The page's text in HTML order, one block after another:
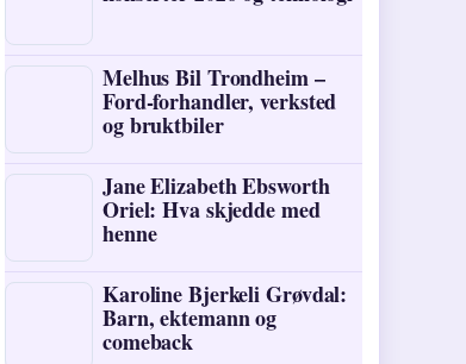
Melhus Bil Trondheim –
Ford-forhandler, verksted
og bruktbiler
Jane Elizabeth Ebsworth
Oriel: Hva skjedde med
henne
Karoline Bjerkeli Grøvdal:
Barn, ektemann og
comeback